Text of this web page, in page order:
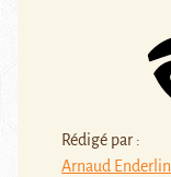
Rédigé par :
Arnaud Enderlin